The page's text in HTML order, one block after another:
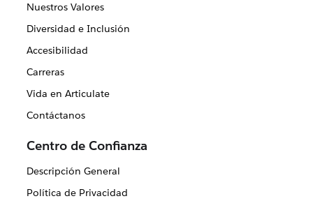
Nuestros Valores
Diversidad e Inclusión
Accesibilidad
Carreras
Vida en Articulate
Contáctanos
Centro de Confianza
Descripción General
Política de Privacidad